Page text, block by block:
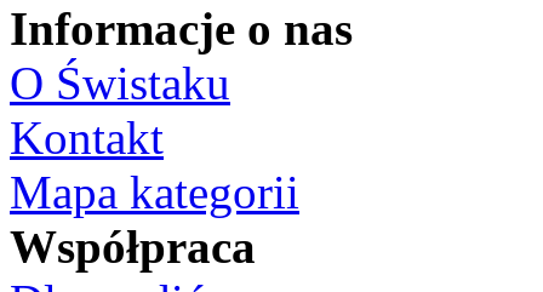
Informacje o nas
O Świstaku
Kontakt
Mapa kategorii
Współpraca